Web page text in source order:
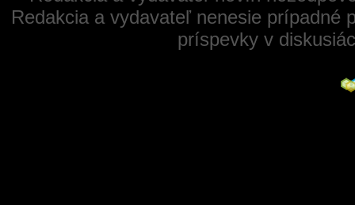
Redakcia a vydavateľ nenesie prípadné
príspevky v